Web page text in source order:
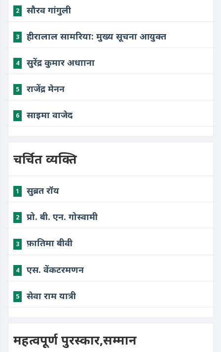
2 सौरव गांगुली
3 हीरालाल सामरिया: मुख्य सूचना आयुक्त
4 सुरेंद्र कुमार अधााना
5 राजेंद्र मेनन
6 साइमा वाजेद
चर्चित व्यक्ति
1 सुब्रत रॉय
2 प्रो. बी. एन. गोस्वामी
3 फ़ातिमा बीवी
4 एस. वेंकटरमणन
5 सेवा राम यात्री
महत्वपूर्ण पुरस्कार,सम्मान